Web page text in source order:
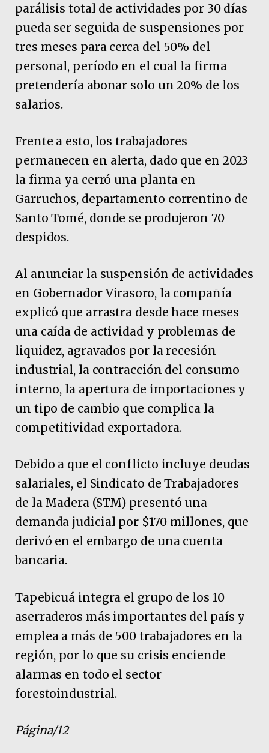
parálisis total de actividades por 30 días
pueda ser seguida de suspensiones por
tres meses para cerca del 50% del
personal, período en el cual la firma
pretendería abonar solo un 20% de los
salarios.
Frente a esto, los trabajadores
permanecen en alerta, dado que en 2023
la firma ya cerró una planta en
Garruchos, departamento correntino de
Santo Tomé, donde se produjeron 70
despidos.
Al anunciar la suspensión de actividades
en Gobernador Virasoro, la compañía
explicó que arrastra desde hace meses
una caída de actividad y problemas de
liquidez, agravados por la recesión
industrial, la contracción del consumo
interno, la apertura de importaciones y
un tipo de cambio que complica la
competitividad exportadora.
Debido a que el conflicto incluye deudas
salariales, el Sindicato de Trabajadores
de la Madera (STM) presentó una
demanda judicial por $170 millones, que
derivó en el embargo de una cuenta
bancaria.
Tapebicuá integra el grupo de los 10
aserraderos más importantes del país y
emplea a más de 500 trabajadores en la
región, por lo que su crisis enciende
alarmas en todo el sector
forestoindustrial.
Página/12